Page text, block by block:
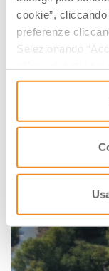
cookie”,
preferenze
Selezionando
consenso
saranno attivati i
funzionamento